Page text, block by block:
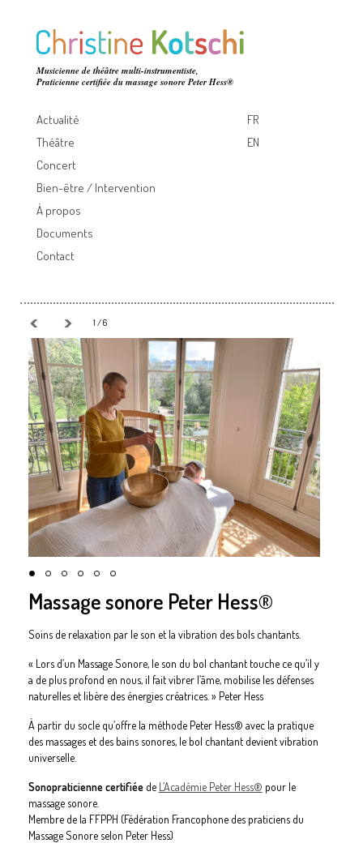
Musicienne de théâtre multi-instrumentiste,
Praticienne certifiée du massage sonore Peter Hess®
Actualité
Théâtre
Concert
Bien-être / Intervention
À propos
Documents
Contact
FR
EN
1 / 6
Massage sonore Peter Hess®
Soins de relaxation par le son et la vibration des bols chantants.
« Lors d’un Massage Sonore, le son du bol chantant touche ce qu’il y
a de plus profond en nous, il fait vibrer l’âme, mobilise les défenses
naturelles et libère des énergies créatrices. » Peter Hess
À partir du socle qu’offre la méthode Peter Hess® avec la pratique
des massages et des bains sonores, le bol chantant devient vibration
universelle.
Sonopraticienne certifiéede L’Académie Peter Hess® pour le
massage sonore.
Membre de la FFPPH (Fédération Francophone des praticiens du
Massage Sonore selon Peter Hess)